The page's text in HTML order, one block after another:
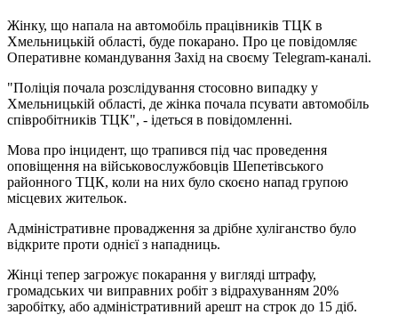
Жінку, що напала на автомобіль працівників ТЦК в
Хмельницькій області, буде покарано. Про це повідомляє
Оперативне командування Захід на своєму Telegram-каналі.
"Поліція почала розслідування стосовно випадку у
Хмельницькій області, де жінка почала псувати автомобіль
співробітників ТЦК", - ідеться в повідомленні.
Мова про інцидент, що трапився під час проведення
оповіщення на військовослужбовців Шепетівського
районного ТЦК, коли на них було скоєно напад групою
місцевих жительок.
Адміністративне провадження за дрібне хуліганство було
відкрите проти однієї з нападниць.
Жінці тепер загрожує покарання у вигляді штрафу,
громадських чи виправних робіт з відрахуванням 20%
заробітку, або адміністративний арешт на строк до 15 діб.